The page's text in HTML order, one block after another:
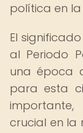
política en la
El
al Periodo
una época
para esta
importante,
crucial en la